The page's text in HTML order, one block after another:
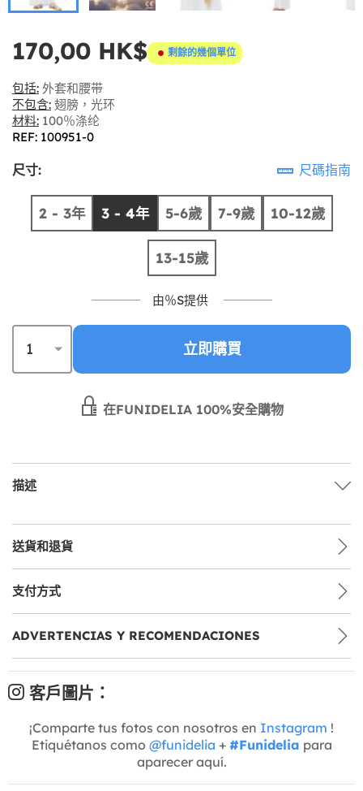
170,00 HK$ 剩餘的幾個單位
包括: 外套和腰带
不包含: 翅膀，光环
材料: 100％涤纶
REF: 100951-0
尺寸: 尺碼指南
2 - 3年 3 - 4年 5-6歲 7-9歲 10-12歲
13-15歲
由％S提供
立即購買
在FUNIDELIA 100%安全購物
描述
送貨和退貨
支付方式
ADVERTENCIAS Y RECOMENDACIONES
客戶圖片：
¡Comparte tus fotos con nosotros en Instagram !
Etiquétanos como @funidelia + #Funidelia para
aparecer aquí.